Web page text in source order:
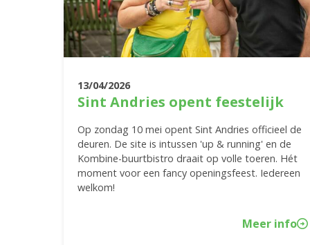
13/04/2026
Sint Andries opent feestelijk
Op zondag 10 mei opent Sint Andries officieel de
deuren. De site is intussen 'up & running' en de
Kombine-buurtbistro draait op volle toeren. Hét
moment voor een fancy openingsfeest. Iedereen
welkom!
Meer info